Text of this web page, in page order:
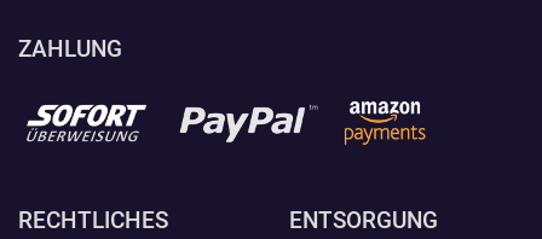
ZAHLUNG
RECHTLICHES ENTSORGUNG